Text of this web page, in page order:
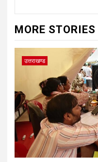
MORE STORIES
उत्तराखण्ड